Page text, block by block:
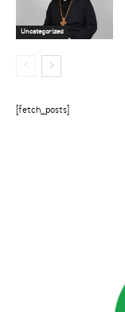
Uncategorized
[fetch_posts]